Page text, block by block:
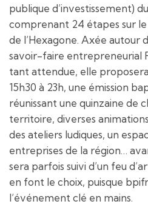
publique d’investissement)
comprenant 24 étapes sur
de l’Hexagone. Axée autour
savoir-faire entrepreneurial
tant attendue, elle
15h30 à 23h, une émission
réunissant une quinzaine de
territoire, diverses
des ateliers ludiques, un
entreprises de la région…
sera parfois suivi d’un feu
en font le choix, puisque
l’événement clé en mains.